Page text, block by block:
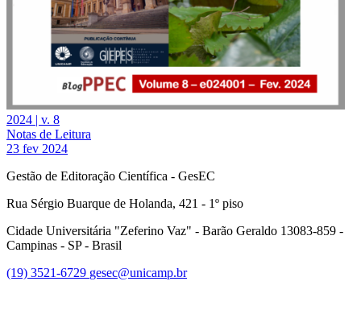
2024 | v. 8
Notas de Leitura
23 fev 2024
Gestão de Editoração Científica - GesEC
Rua Sérgio Buarque de Holanda, 421 - 1º piso
Cidade Universitária "Zeferino Vaz" - Barão Geraldo 13083-859 -
Campinas - SP - Brasil
(19) 3521-6729 gesec@unicamp.br